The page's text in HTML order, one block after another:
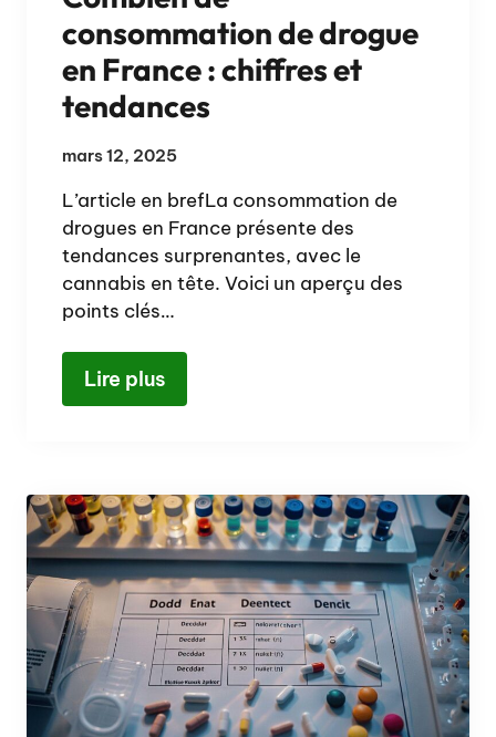
consommation de drogue
en France : chiffres et
tendances
mars 12, 2025
L’article en brefLa consommation de
drogues en France présente des
tendances surprenantes, avec le
cannabis en tête. Voici un aperçu des
points clés…
Lire plus